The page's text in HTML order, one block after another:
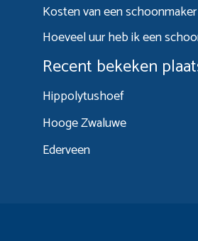
Kosten van een schoonmaker
Hoeveel uur heb ik een
Recent bekeken
Hippolytushoef
Hooge Zwaluwe
Ederveen